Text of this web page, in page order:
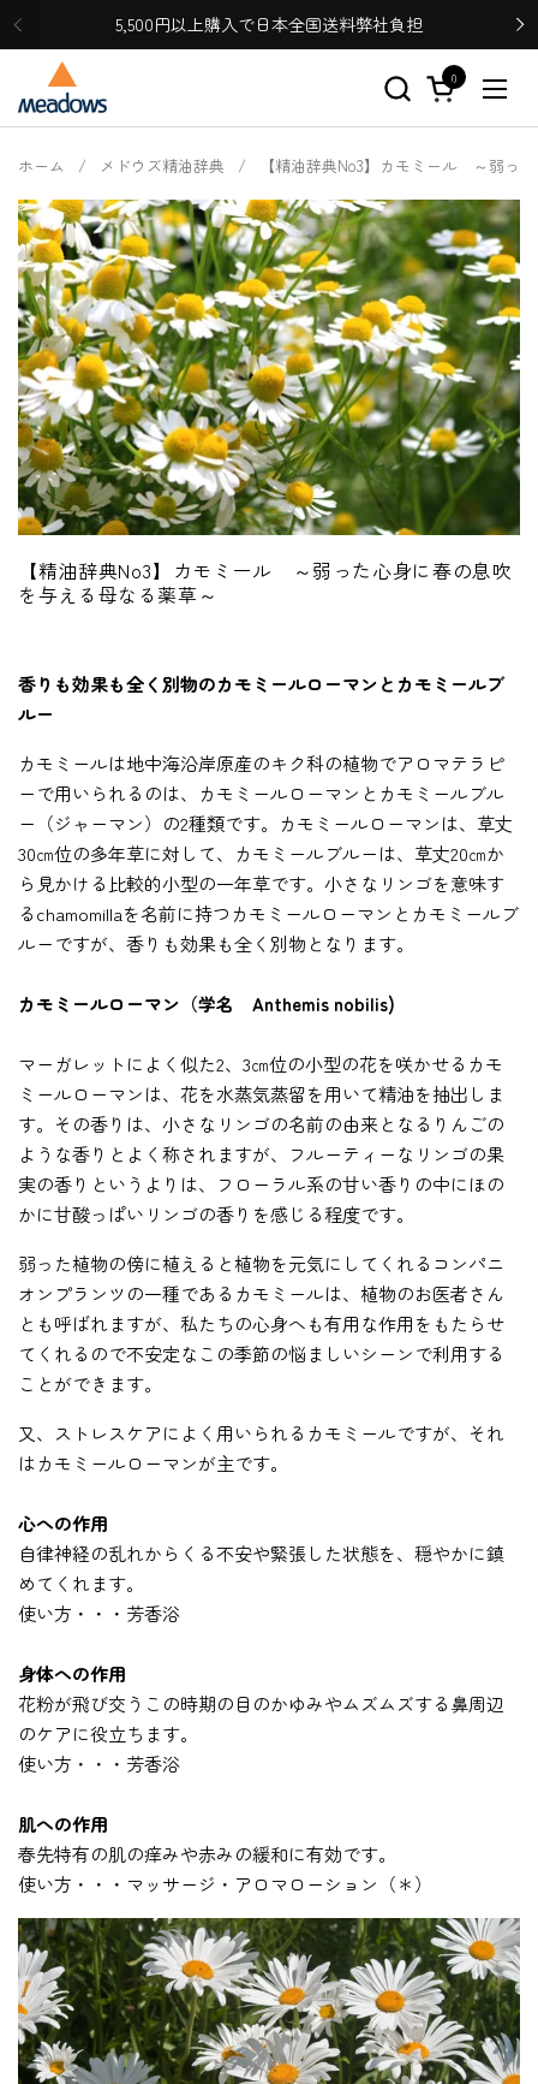
コンテンツへスキップ5,500円以上購入で日本全国送料弊社負担
カートを開く
0
メニ
ホーム / メドウズ精油辞典 / 【精油辞典No3】カモミール ～弱っ
【精油辞典No3】カモミール ～弱った心身に春の息吹
を与える母なる薬草～
香りも効果も全く別物のカモミールローマンとカモミールブ
ルー
カモミールは地中海沿岸原産のキク科の植物でアロマテラピ
ーで用いられるのは、カモミールローマンとカモミールブル
ー（ジャーマン）の2種類です。カモミールローマンは、草丈
30㎝位の多年草に対して、カモミールブルーは、草丈20㎝か
ら見かける比較的小型の一年草です。小さなリンゴを意味す
るchamomillaを名前に持つカモミールローマンとカモミールブ
ルーですが、香りも効果も全く別物となります。
カモミールローマン（学名 Anthemis nobilis)
マーガレットによく似た2、3㎝位の小型の花を咲かせるカモ
ミールローマンは、花を水蒸気蒸留を用いて精油を抽出しま
す。その香りは、小さなリンゴの名前の由来となるりんごの
ような香りとよく称されますが、フルーティーなリンゴの果
実の香りというよりは、フローラル系の甘い香りの中にほの
かに甘酸っぱいリンゴの香りを感じる程度です。
弱った植物の傍に植えると植物を元気にしてくれるコンパニ
オンプランツの一種であるカモミールは、植物のお医者さん
とも呼ばれますが、私たちの心身へも有用な作用をもたらせ
てくれるので不安定なこの季節の悩ましいシーンで利用する
ことができます。
又、ストレスケアによく用いられるカモミールですが、それ
はカモミールローマンが主です。
心への作用
自律神経の乱れからくる不安や緊張した状態を、穏やかに鎮
めてくれます。
使い方・・・芳香浴
身体への作用
花粉が飛び交うこの時期の目のかゆみやムズムズする鼻周辺
のケアに役立ちます。
使い方・・・芳香浴
肌への作用
春先特有の肌の痒みや赤みの緩和に有効です。
使い方・・・マッサージ・アロマローション（＊）